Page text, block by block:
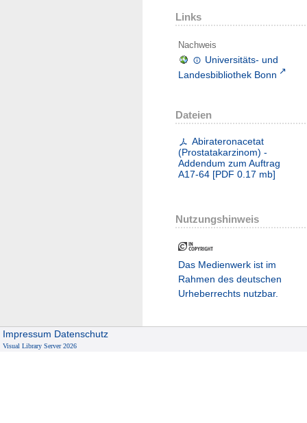
Links
Nachweis
Universitäts- und
Landesbibliothek Bonn
Dateien
Abirateronacetat
(Prostatakarzinom) -
Addendum zum Auftrag
A17-64 [PDF 0.17 mb]
Nutzungshinweis
Das Medienwerk ist im
Rahmen des deutschen
Urheberrechts nutzbar.
Impressum Datenschutz
Visual Library Server 2026